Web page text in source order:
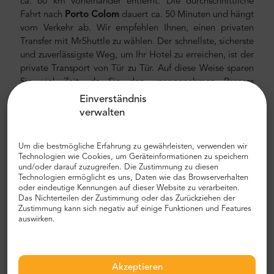
Einverständnis
verwalten
Um die bestmögliche Erfahrung zu gewährleisten, verwenden wir
Technologien wie Cookies, um Geräteinformationen zu speichern
und/oder darauf zuzugreifen. Die Zustimmung zu diesen
Technologien ermöglicht es uns, Daten wie das Browserverhalten
oder eindeutige Kennungen auf dieser Website zu verarbeiten.
Das Nichterteilen der Zustimmung oder das Zurückziehen der
Zustimmung kann sich negativ auf einige Funktionen und Features
auswirken.
Akzeptieren
Fahrt nach Porto Colom dauert ca. 50 Minuten und hängt
vom Verkehr ab. Wir empfehlen Ihnen, einen privaten
Transfer mit MrShuttle zu wählen. Der schnellste, sicherste
und zuverlässigste Weg, um Ihr Hotel zu erreichen, ist der
private Transport von Tür zu Tür. Auf diese Weise sparen
Sie viel Zeit, da Sie den unangenehmen Prozess
überspringen können, Ihre Route herauszufinden, durch
die Stadt zu navigieren und Ihren Weg zu finden.
Auf der Suche nach einem zuverlässigen und
erschwinglichen Flughafentransfer? Reservieren Sie eines
bei Mr.Shuttle, einem Trip-Advisor-Benutzer der Wahl
eines Reisenden. Wir bieten Tür-zu-Tür-Transport in
neuen, modernen, komfortablen, klimatisierten Autos,
Minivans und Minibussen. Unsere Crew besteht aus